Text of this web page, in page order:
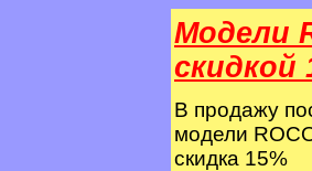
Модели
cкидкой
В продажу
модели
скидка 15%